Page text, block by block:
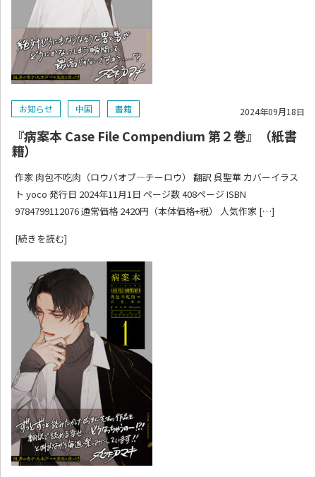
お知らせ 中国 書籍 2024年09月18日
『病案本 Case File Compendium 第２巻』（紙書
籍）
作家 肉包不吃肉（ロウバオブ―チーロウ） 翻訳 呉聖華 カバーイラス
ト yoco 発行日 2024年11月1日 ページ数 408ページ ISBN
9784799112076 通常価格 2420円（本体価格+税） 人気作家 […]
[続きを読む]